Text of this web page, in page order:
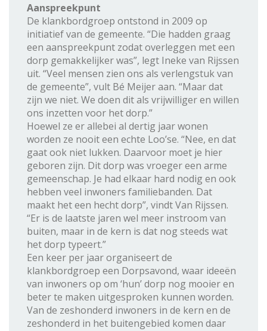
Aanspreekpunt
De klankbordgroep ontstond in 2009 op
initiatief van de gemeente. “Die hadden graag
een aanspreekpunt zodat overleggen met een
dorp gemakkelijker was”, legt Ineke van Rijssen
uit. “Veel mensen zien ons als verlengstuk van
de gemeente”, vult Bé Meijer aan. “Maar dat
zijn we niet. We doen dit als vrijwilliger en willen
ons inzetten voor het dorp.”
Hoewel ze er allebei al dertig jaar wonen
worden ze nooit een echte Loo’se. “Nee, en dat
gaat ook niet lukken. Daarvoor moet je hier
geboren zijn. Dit dorp was vroeger een arme
gemeenschap. Je had elkaar hard nodig en ook
hebben veel inwoners familiebanden. Dat
maakt het een hecht dorp”, vindt Van Rijssen.
“Er is de laatste jaren wel meer instroom van
buiten, maar in de kern is dat nog steeds wat
het dorp typeert.”
Een keer per jaar organiseert de
klankbordgroep een Dorpsavond, waar ideeën
van inwoners op om ‘hun’ dorp nog mooier en
beter te maken uitgesproken kunnen worden.
Van de zeshonderd inwoners in de kern en de
zeshonderd in het buitengebied komen daar